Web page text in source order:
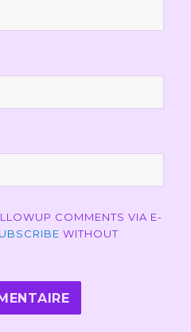
COMMENTS VIA E-
WITHOUT